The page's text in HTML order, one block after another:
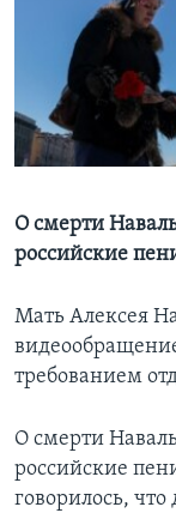
Learning English
СОЦИАЛЬНЫЕ СЕТИ
Языки
О смерти
российские
Мать Алексея
требованием
О смерти
российские
говорилось, что